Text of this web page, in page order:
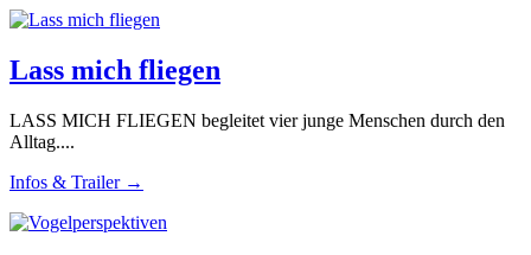
Lass mich fliegen
LASS MICH FLIEGEN begleitet vier junge Menschen durch den
Alltag....
Infos & Trailer →